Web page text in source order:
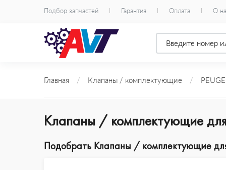
Подбор запчастей Гарантия Оплата О
Главная / Клапаны / комплектующие /
Клапаны / комплектующие для
Подобрать Клапаны / комплектующие для